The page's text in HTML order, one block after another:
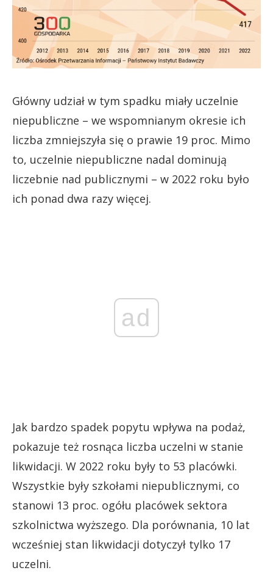
Główny udział w tym spadku miały uczelnie
niepubliczne – we wspomnianym okresie ich
liczba zmniejszyła się o prawie 19 proc. Mimo
to, uczelnie niepubliczne nadal dominują
liczebnie nad publicznymi – w 2022 roku było
ich ponad dwa razy więcej.
ad
Jak bardzo spadek popytu wpływa na podaż,
pokazuje też rosnąca liczba uczelni w stanie
likwidacji. W 2022 roku były to 53 placówki.
Wszystkie były szkołami niepublicznymi, co
stanowi 13 proc. ogółu placówek sektora
szkolnictwa wyższego. Dla porównania, 10 lat
wcześniej stan likwidacji dotyczył tylko 17
uczelni.